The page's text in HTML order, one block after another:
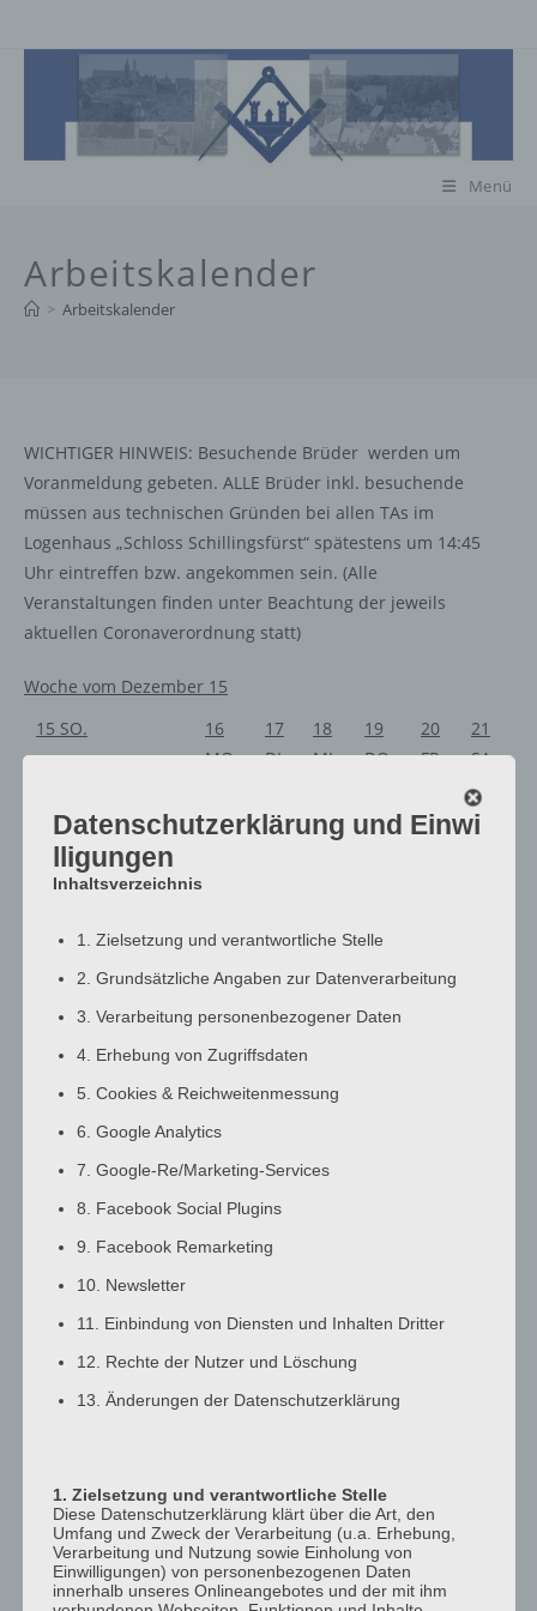
Inhalt
Menü
Arbeitskalender
> Arbeitskalender
WICHTIGER HINWEIS: Besuchende Brüder werden um
Voranmeldung gebeten. ALLE Brüder inkl. besuchende
müssen aus technischen Gründen bei allen TAs im
Logenhaus „Schloss Schillingsfürst“ spätestens um 14:45
Uhr eintreffen bzw. angekommen sein. (Alle
Veranstaltungen finden unter Beachtung der jeweils
aktuellen Coronaverordnung statt)
Woche vom Dezember 15
15 SO.
16
MO.
17
DI.
18
MI.
19
DO.
20
FR.
21
SA.
Ganztägig
1:00 a.m.
2:00 a.m.
5:00 a.m.
6:00 a.m.
7:00 a.m.
9:00 a.m.
10:00 a.m.
11:00 a.m.
2:00 p.m.
3:00 p.m.
4:00 p.m.
8:00 p.m.
9:00 p.m.
10:00 p.m.
11:00 p.m.
Datenschutzerklärung und Einwi
lligungen
Inhaltsverzeichnis
1. Zielsetzung und verantwortliche Stelle
2. Grundsätzliche Angaben zur Datenverarbeitung
3. Verarbeitung personenbezogener Daten
4. Erhebung von Zugriffsdaten
5. Cookies & Reichweitenmessung
6. Google Analytics
7. Google-Re/Marketing-Services
8. Facebook Social Plugins
9. Facebook Remarketing
10. Newsletter
11. Einbindung von Diensten und Inhalten Dritter
12. Rechte der Nutzer und Löschung
13. Änderungen der Datenschutzerklärung
1. Zielsetzung und verantwortliche Stelle
Diese Datenschutzerklärung klärt über die Art, den
Umfang und Zweck der Verarbeitung (u.a. Erhebung,
Verarbeitung und Nutzung sowie Einholung von
Einwilligungen) von personenbezogenen Daten
innerhalb unseres Onlineangebotes und der mit ihm